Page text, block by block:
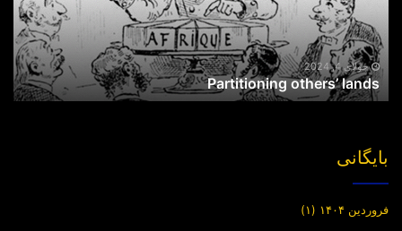
جولای 4, 2024
Partitioning others’ lands
بایگانی
فروردین ۱۴۰۴ (۱)